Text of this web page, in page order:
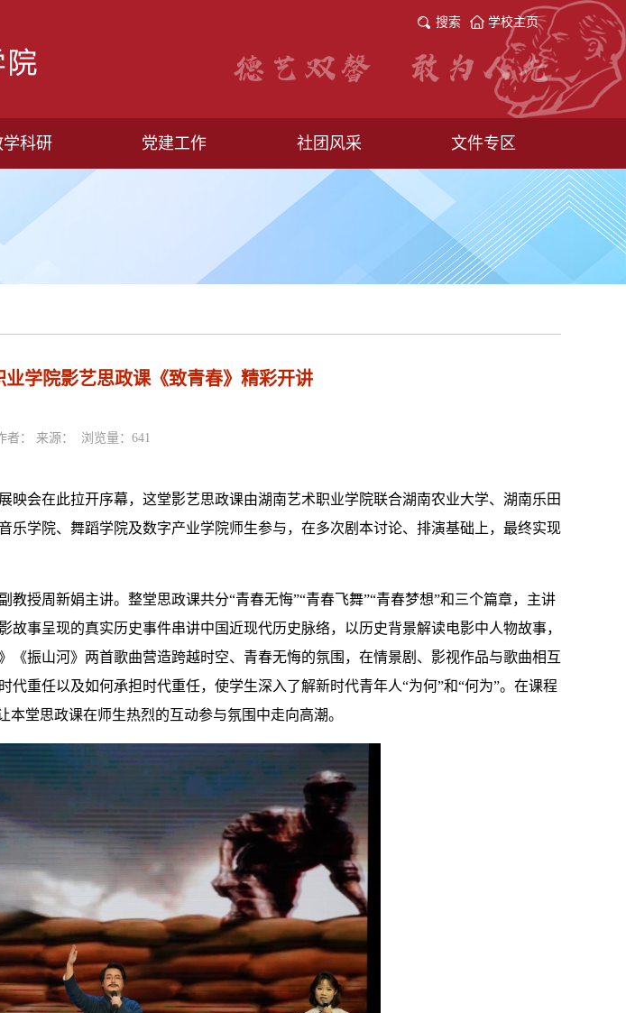
搜索 学校主页
学科研 党建工作 社团风采 文件专区
学院影艺思政课《致青春》精彩开讲
者： 来源： 浏览量： 641
映会在此拉开序幕，这堂影艺思政课由湖南艺术职业学院联合湖南农业大学、湖南乐田
乐学院、舞蹈学院及数字产业学院师生参与，在多次剧本讨论、排演基础上 ，最终实现
教授周新娟主讲。 整堂思政课共分“青春无悔”“青春飞舞”“青春梦想”和三个篇章，主讲
故事呈现的真实历史事件串讲中国近现代历史脉络，以历史背景解读电影中人物故事，
《振山河》 两首歌曲营造跨越时空、青春无悔的氛围 ，在情景剧、影视作品与歌曲相互
代重任以及如何承担时代重任，使学生深入了解新时代青年人“为何”和“何为”。在课程
堂思政课在师生热烈的互动参与氛围中走向高潮。